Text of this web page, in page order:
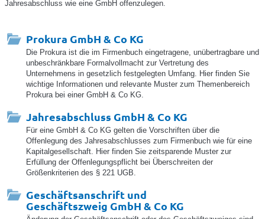
Jahresabschluss wie eine GmbH offenzulegen.
Prokura GmbH & Co KG
Die Prokura ist die im Firmenbuch eingetragene, unübertragbare und
unbeschränkbare Formalvollmacht zur Vertretung des
Unternehmens in gesetzlich festgelegten Umfang. Hier finden Sie
wichtige Informationen und relevante Muster zum Themenbereich
Prokura bei einer GmbH & Co KG.
Jahresabschluss GmbH & Co KG
Für eine GmbH & Co KG gelten die Vorschriften über die
Offenlegung des Jahresabschlusses zum Firmenbuch wie für eine
Kapitalgesellschaft. Hier finden Sie zeitsparende Muster zur
Erfüllung der Offenlegungspflicht bei Überschreiten der
Größenkriterien des § 221 UGB.
Geschäftsanschrift und
Geschäftszweig GmbH & Co KG